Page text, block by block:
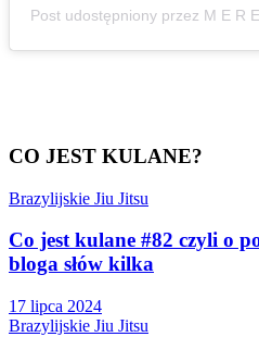
Post udostępniony przez M E R
CO JEST KULANE?
Brazylijskie Jiu Jitsu
Co jest kulane #82 czyli o
bloga słów kilka
17 lipca 2024
Brazylijskie Jiu Jitsu